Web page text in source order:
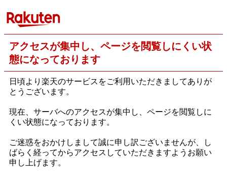
アクセスが集中し、ページを閲覧しにくい状
態になっております
日頃より楽天のサービスをご利用いただきましてありが
とうございます。
現在、サーバへのアクセスが集中し、ページを閲覧しに
くい状態になっております。
ご迷惑をおかけしまして誠に申し訳ございませんが、し
ばらく経ってからアクセスしていただきますようお願い
申し上げます。